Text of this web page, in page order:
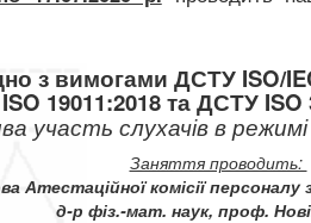
з вимогами ДСТУ ISO/
ISO 19011:2018 та ДСТУ ISO
участь слухачів в
Заняття проводить:
Атестаційної комісії
д-р фіз.-мат. наук, проф.